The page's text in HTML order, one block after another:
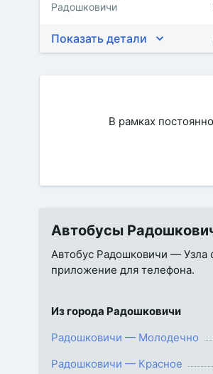
Радошковичи
Показать детали
В рамках
Автобусы
Автобус Радошковичи — Узла
приложение для телефона.
Из города Радошковичи
Радошковичи — Молодечно
Радошковичи — Красное